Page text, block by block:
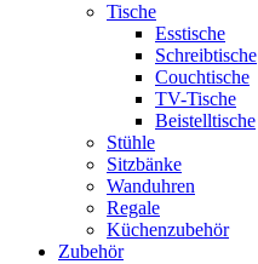
Tische
Esstische
Schreibtische
Couchtische
TV-Tische
Beistelltische
Stühle
Sitzbänke
Wanduhren
Regale
Küchenzubehör
Zubehör